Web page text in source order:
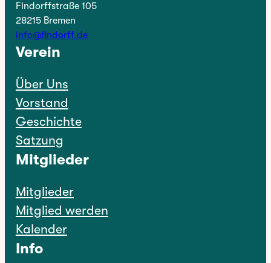
Findorffstraße 105
28215 Bremen
info@findorff.de
Verein
Über Uns
Vorstand
Geschichte
Satzung
Mitglieder
Mitglieder
Mitglied werden
Kalender
Info